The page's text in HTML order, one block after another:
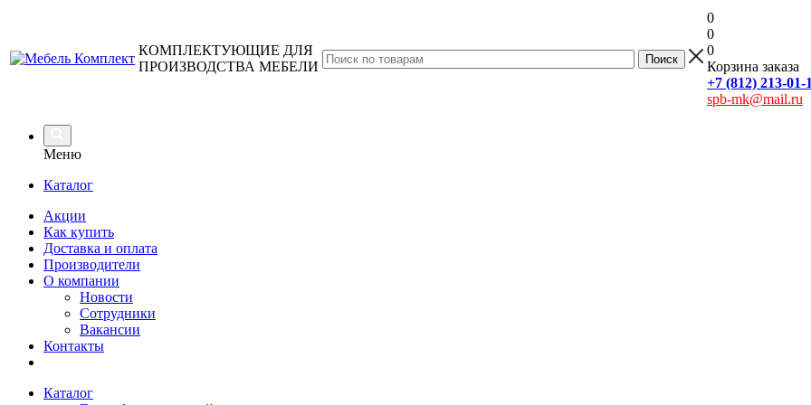
КОМПЛЕКТУЮЩИЕ ДЛЯ
ПРОИЗВОДСТВА МЕБЕЛИ
0
0
0
Корзина заказа
+7 (812) 213-01-
spb-mk@mail.ru
Меню
Каталог
Акции
Как купить
Доставка и оплата
Производители
О компании
Новости
Сотрудники
Вакансии
Контакты
Каталог